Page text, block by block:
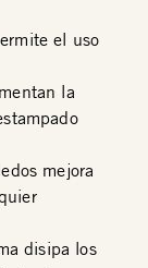
el uso
la
mejora
disipa los